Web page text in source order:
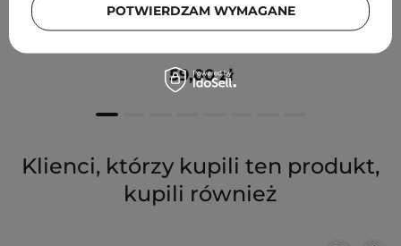
Mocznikiem, 2% Kwasem Salicylowym i 2% Kwasem
59,00 zł
Klienci, którzy kupili ten produkt,
kupili również
POTWIERDZAM WYMAGANE